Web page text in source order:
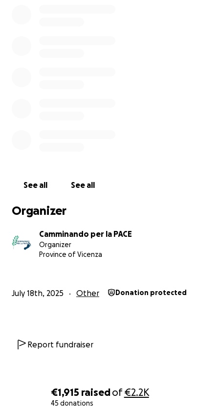
€1,915 raisedof€2.2K
45 donations
See all See all
Organizer
Camminando per la PACE
Organizer
Province of Vicenza
July 18th, 2025 Other Donation protected
Report fundraiser